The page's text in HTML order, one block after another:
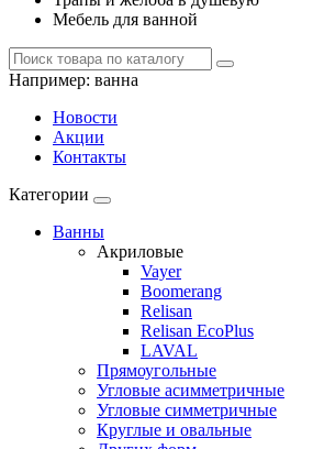
Мебель для ванной
Например: ванна
Новости
Акции
Контакты
Категории
Ванны
Акриловые
Vayer
Boomerang
Relisan
Relisan EcoPlus
LAVAL
Прямоугольные
Угловые асимметричные
Угловые симметричные
Круглые и овальные